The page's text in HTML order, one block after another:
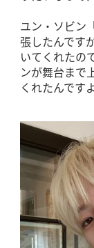
ユン・ソビン
張したんです
いてくれたの
ンが舞台まで
くれたんですよ